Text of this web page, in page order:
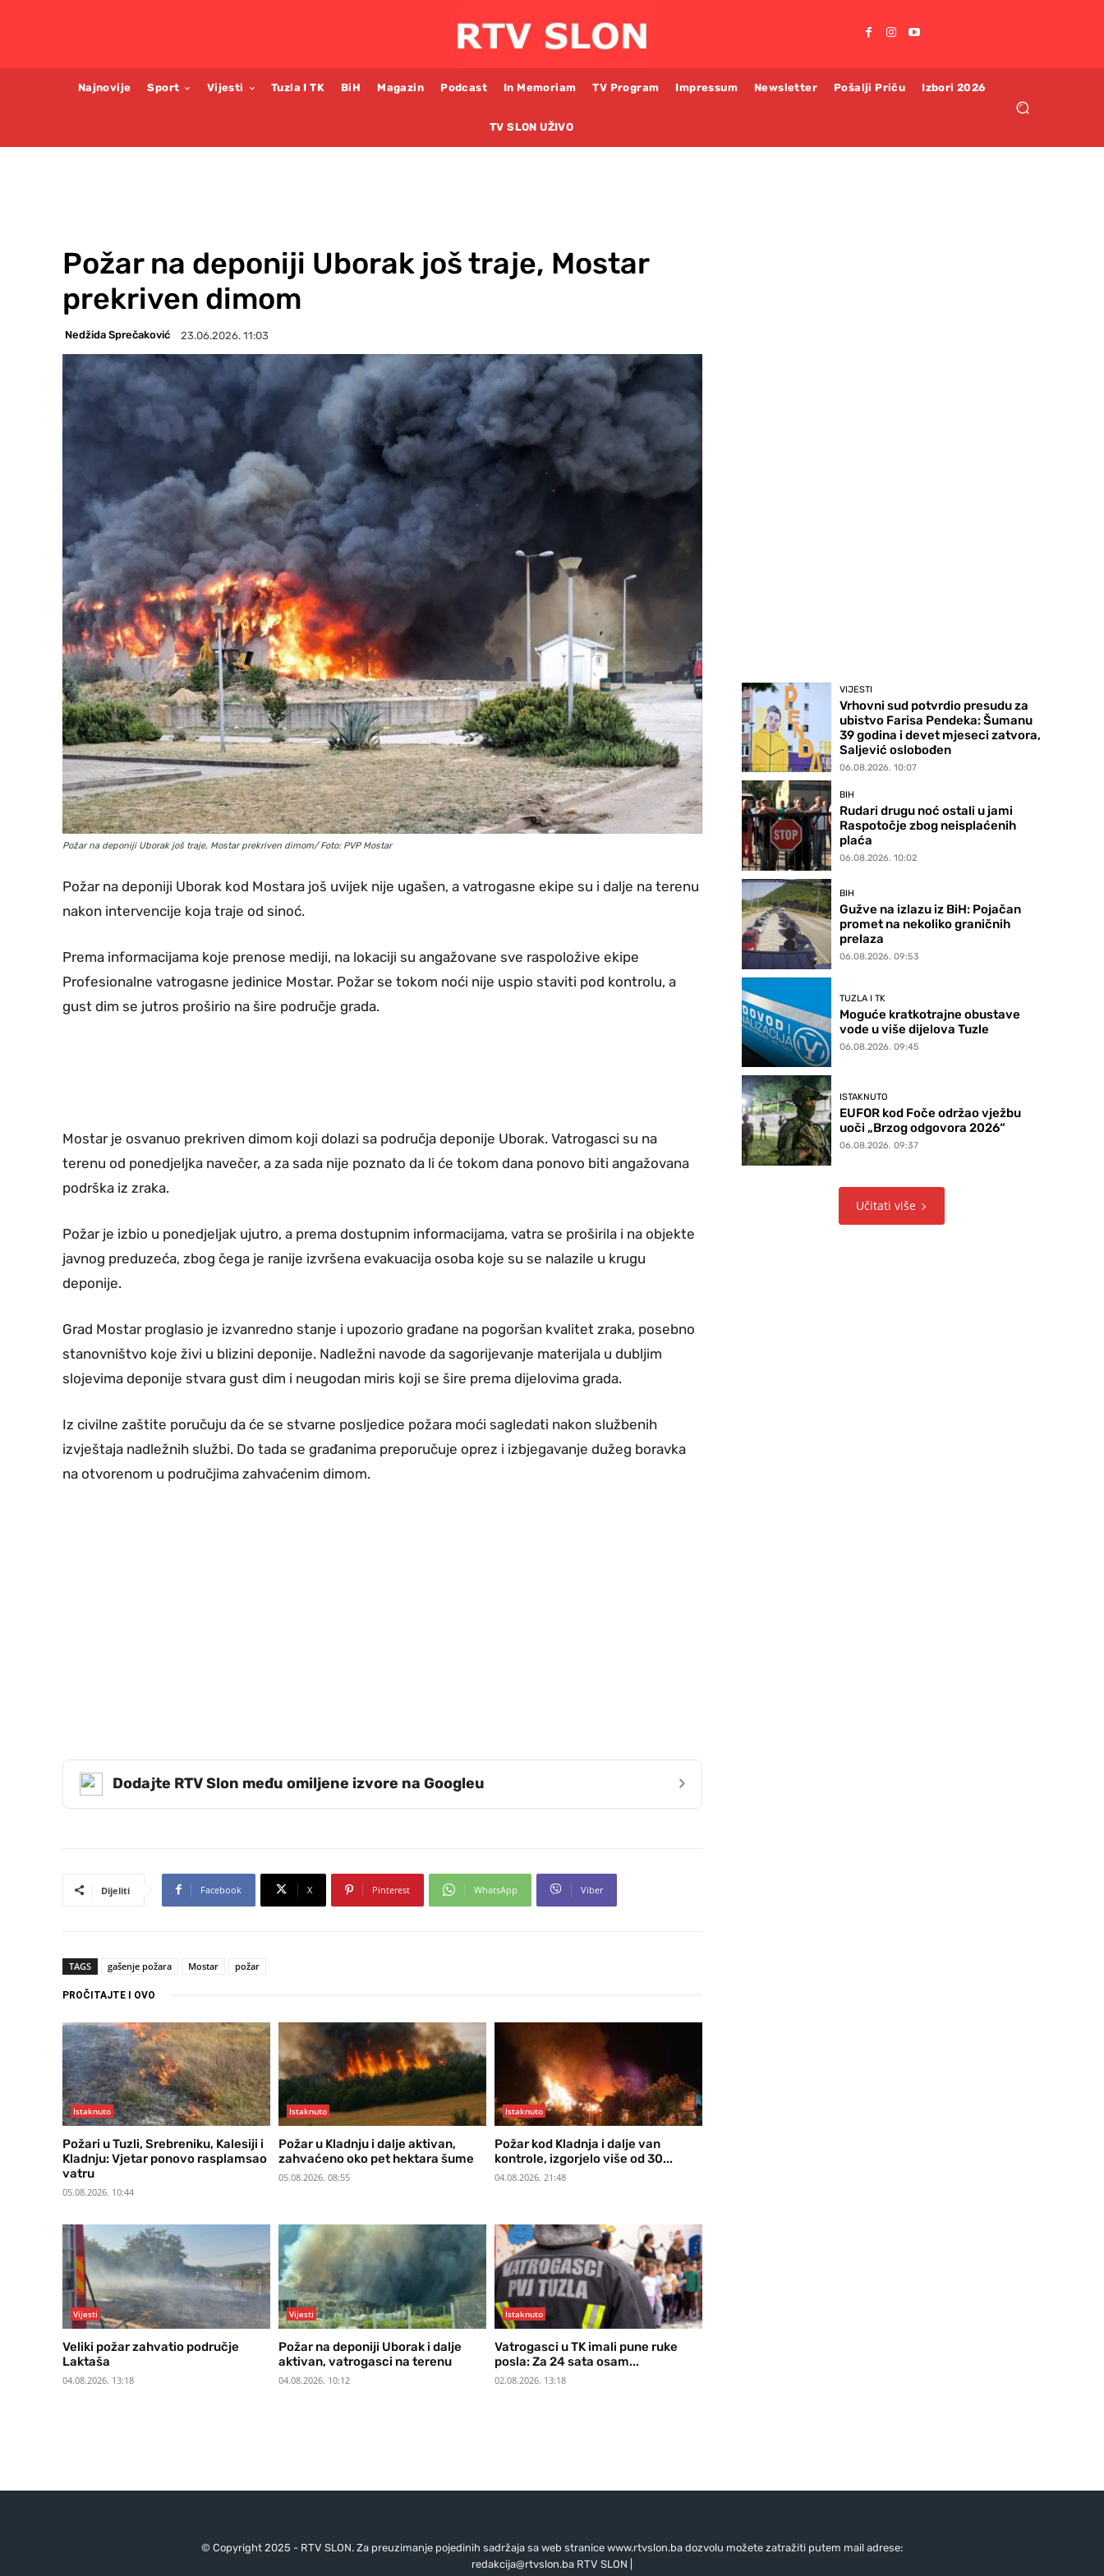
Najnovije Sport Vijesti Tuzla I TK BiH Magazin Podcast In Memoriam TV Program Impressum Newsletter Pošalji Priču Izbori 2026
TV SLON UŽIVO
Požar na deponiji Uborak još traje, Mostar
prekriven dimom
Nedžida Sprečaković 23.06.2026. 11:03
Požar na deponiji Uborak još traje, Mostar prekriven dimom/ Foto: PVP Mostar
Požar na deponiji Uborak kod Mostara još uvijek nije ugašen, a vatrogasne ekipe su i dalje na terenu
nakon intervencije koja traje od sinoć.
Prema informacijama koje prenose mediji, na lokaciji su angažovane sve raspoložive ekipe
Profesionalne vatrogasne jedinice Mostar. Požar se tokom noći nije uspio staviti pod kontrolu, a
gust dim se jutros proširio na šire područje grada.
Mostar je osvanuo prekriven dimom koji dolazi sa područja deponije Uborak. Vatrogasci su na
terenu od ponedjeljka navečer, a za sada nije poznato da li će tokom dana ponovo biti angažovana
podrška iz zraka.
Požar je izbio u ponedjeljak ujutro, a prema dostupnim informacijama, vatra se proširila i na objekte
javnog preduzeća, zbog čega je ranije izvršena evakuacija osoba koje su se nalazile u krugu
deponije.
Grad Mostar proglasio je izvanredno stanje i upozorio građane na pogoršan kvalitet zraka, posebno
stanovništvo koje živi u blizini deponije. Nadležni navode da sagorijevanje materijala u dubljim
slojevima deponije stvara gust dim i neugodan miris koji se šire prema dijelovima grada.
Iz civilne zaštite poručuju da će se stvarne posljedice požara moći sagledati nakon službenih
izvještaja nadležnih službi. Do tada se građanima preporučuje oprez i izbjegavanje dužeg boravka
na otvorenom u područjima zahvaćenim dimom.
Dodajte RTV Slon među omiljene izvore na Googleu ›
Dijeliti Facebook X Pinterest WhatsApp Viber
TAGS gašenje požara Mostar požar
PROČITAJTE I OVO
Istaknuto
Požari u Tuzli, Srebreniku, Kalesiji i
Kladnju: Vjetar ponovo rasplamsao
vatru
05.08.2026. 10:44
Istaknuto
Požar u Kladnju i dalje aktivan,
zahvaćeno oko pet hektara šume
05.08.2026. 08:55
Istaknuto
Požar kod Kladnja i dalje van
kontrole, izgorjelo više od 30...
04.08.2026. 21:48
Vijesti
Veliki požar zahvatio područje
Laktaša
04.08.2026. 13:18
Vijesti
Požar na deponiji Uborak i dalje
aktivan, vatrogasci na terenu
04.08.2026. 10:12
Istaknuto
Vatrogasci u TK imali pune ruke
posla: Za 24 sata osam...
02.08.2026. 13:18
VIJESTI
Vrhovni sud potvrdio presudu za
ubistvo Farisa Pendeka: Šumanu
39 godina i devet mjeseci zatvora,
Saljević oslobođen
06.08.2026. 10:07
BIH
Rudari drugu noć ostali u jami
Raspotočje zbog neisplaćenih
plaća
06.08.2026. 10:02
BIH
Gužve na izlazu iz BiH: Pojačan
promet na nekoliko graničnih
prelaza
06.08.2026. 09:53
TUZLA I TK
Moguće kratkotrajne obustave
vode u više dijelova Tuzle
06.08.2026. 09:45
ISTAKNUTO
EUFOR kod Foče održao vježbu
uoči „Brzog odgovora 2026“
06.08.2026. 09:37
Učitati više
© Copyright 2025 - RTV SLON. Za preuzimanje pojedinih sadržaja sa web stranice www.rtvslon.ba dozvolu možete zatražiti putem mail adrese:
redakcija@rtvslon.baRTV SLON |